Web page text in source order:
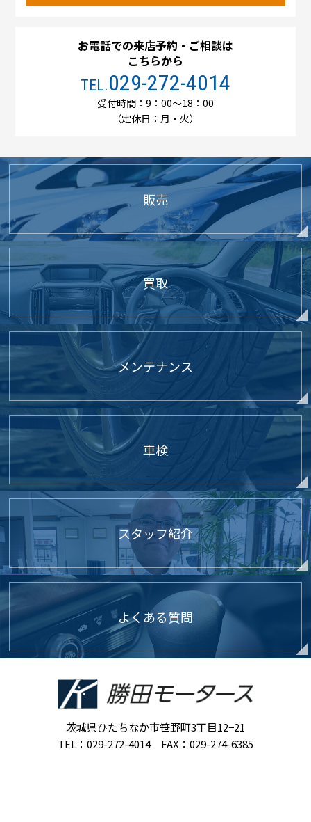
お電話での来店予約・ご相談は
こちらから
TEL.029-272-4014
受付時間：9：00～18：00
（定休日：月・火）
販売
買取
メンテナンス
車検
スタッフ紹介
よくある質問
茨城県ひたちなか市笹野町3丁目12−21
TEL：029-272-4014 FAX：029-274-6385